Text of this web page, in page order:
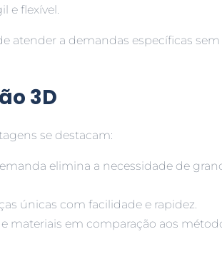
e flexível.
atender a demandas específicas sem
3D
se destacam:
elimina a necessidade de
únicas com facilidade e rapidez.
materiais em comparação aos